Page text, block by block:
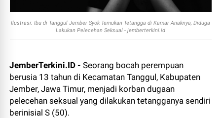
Ilustrasi: Ibu di Tanggul Jember Syok Temukan Tetangga di Kamar Anaknya, Diduga
Lakukan Pelecehan Seksual - jemberterkini.id
JemberTerkini.ID - Seorang bocah perempuan
berusia 13 tahun di Kecamatan Tanggul, Kabupaten
Jember, Jawa Timur, menjadi korban dugaan
pelecehan seksual yang dilakukan tetangganya sendiri
berinisial S (50).